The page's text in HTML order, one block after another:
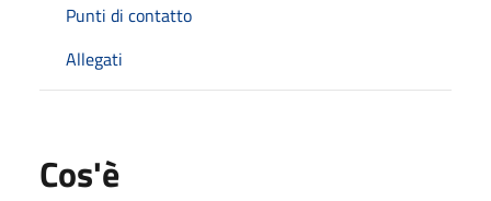
Punti di contatto
Allegati
Cos'è